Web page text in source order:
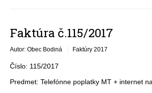
Faktúra č.115/2017
Autor: Obec Bodiná Faktúry 2017
Číslo: 115/2017
Predmet: Telefónne poplatky MT + internet